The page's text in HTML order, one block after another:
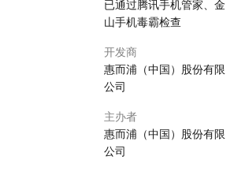
已通过腾讯手机管家、金
山手机毒霸检查
开发商
惠而浦（中国）股份有限
公司
主办者
惠而浦（中国）股份有限
公司